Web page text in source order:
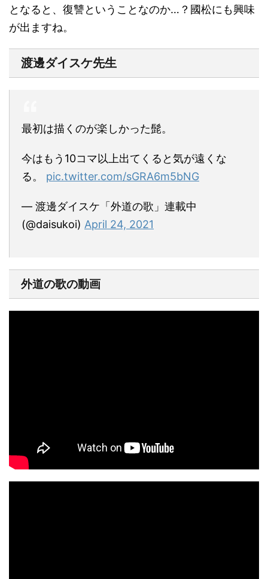
となると、復讐ということなのか…？國松にも興味
が出ますね。
渡邊ダイスケ先生
最初は描くのが楽しかった髭。
今はもう10コマ以上出てくると気が遠くな
る。 pic.twitter.com/sGRA6m5bNG
— 渡邊ダイスケ「外道の歌」連載中
(@daisukoi) April 24, 2021
外道の歌の動画